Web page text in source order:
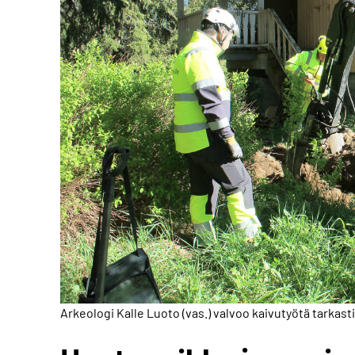
Arkeologi Kalle Luoto (vas.) valvoo kaivutyötä